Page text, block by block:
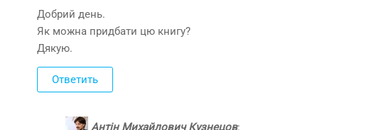
Добрий день.
Як можна придбати цю книгу?
Дякую.
Ответить
Антін Михайлович Кузнецов: